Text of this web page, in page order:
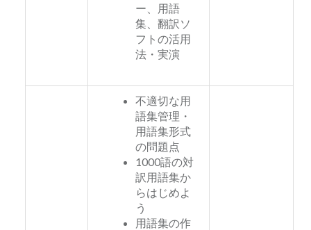
ー、用語
集、翻訳ソ
フトの活用
法・実演
不適切な用
語集管理・
用語集形式
の問題点
1000語の対
訳用語集か
らはじめよ
う
用語集の作